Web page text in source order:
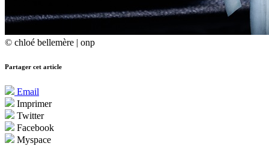
© chloé bellemère | onp
Partager cet article
Email
Imprimer
Twitter
Facebook
Myspace